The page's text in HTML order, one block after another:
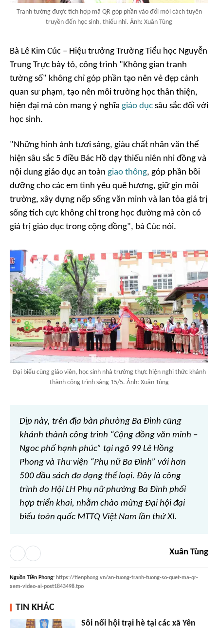
Tranh tường được tích hợp mã QR góp phần vào đổi mới cách tuyên
truyền đến học sinh, thiếu nhi. Ảnh: Xuân Tùng
Bà Lê Kim Cúc – Hiệu trưởng Trường Tiểu học Nguyễn
Trung Trực bày tỏ, công trình "Không gian tranh
tường số" không chỉ góp phần tạo nên vẻ đẹp cảnh
quan sư phạm, tạo nên môi trường học thân thiện,
hiện đại mà còn mang ý nghĩa giáo dục sâu sắc đối với
học sinh.
"Những hình ảnh tươi sáng, giàu chất nhân văn thể
hiện sâu sắc 5 điều Bác Hồ dạy thiếu niên nhi đồng và
nội dung giáo dục an toàn giao thông, góp phần bồi
dưỡng cho các em tình yêu quê hương, giữ gìn môi
trường, xây dựng nếp sống văn minh và lan tỏa giá trị
sống tích cực không chỉ trong học đường mà còn có
giá trị giáo dục trong cộng đồng", bà Cúc nói.
Đại biểu cùng giáo viên, học sinh nhà trường thực hiện nghi thức khánh
thành công trình sáng 15/5. Ảnh: Xuân Tùng
Dịp này, trên địa bàn phường Ba Đình cũng
khánh thành công trình “Cộng đồng văn minh –
Ngoc phố hạnh phúc” tại ngõ 99 Lê Hồng
Phong và Thư viện “Phụ nữ Ba Đình” với hơn
500 đầu sách đa dạng thể loại. Đây là công
trình do Hội LH Phụ nữ phường Ba Đình phối
hợp triển khai, nhằm chào mừng Đại hội đại
biểu toàn quốc MTTQ Việt Nam lần thứ XI.
Xuân Tùng
Nguồn Tiền Phong: https://tienphong.vn/an-tuong-tranh-tuong-so-quet-ma-qr-
xem-video-ai-post1843498.tpo
TIN KHÁC
Sôi nổi hội trại hè tại các xã Yên